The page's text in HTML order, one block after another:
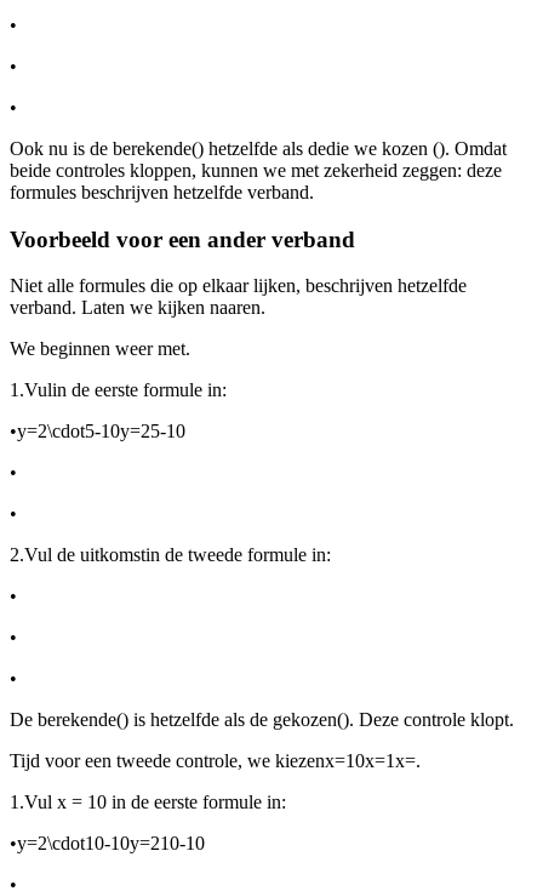
•
•
•
Ook nu is de berekende() hetzelfde als dedie we kozen (). Omdat
beide controles kloppen, kunnen we met zekerheid zeggen: deze
formules beschrijven hetzelfde verband.
Voorbeeld voor een ander verband
Niet alle formules die op elkaar lijken, beschrijven hetzelfde
verband. Laten we kijken naaren.
We beginnen weer met.
1.Vulin de eerste formule in:
•y=2\cdot5-10y=25-10
•
•
2.Vul de uitkomstin de tweede formule in:
•
•
•
De berekende() is hetzelfde als de gekozen(). Deze controle klopt.
Tijd voor een tweede controle, we kiezenx=10x=1x=.
1.Vul x = 10 in de eerste formule in:
•y=2\cdot10-10y=210-10
•